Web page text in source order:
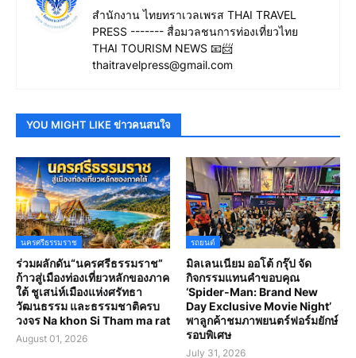
สำนักงาน ไทยทราเวลเพรส THAI TRAVEL
PRESS ------- สื่อมวลชนการท่องเที่ยวไทย
THAI TOURISM NEWS 📧📨
thaitravelpress@gmail.com
YOU MIGHT LIKE ข่าวคนสนใจ
นครศรีธรรมราช
ร่วมผลักดัน“นครศรีธรรมราช”
ก้าวสู่เมืองท่องเที่ยวหลักของภาค
ใต้ ชูเสน่ห์เมืองแห่งศรัทธา
วัฒนธรรม และธรรมชาติครบ
วงจร Na khon Si Tham ma rat
August 01, 2026
รถยนต์
มิลเลนเนียม ออโต้ กรุ๊ป จัด
กิจกรรมแทนคำขอบคุณ
‘Spider-Man: Brand New
Day Exclusive Movie Night’
พาลูกค้าชมภาพยนตร์ฟอร์มยักษ์
รอบพิเศษ
July 31, 2026